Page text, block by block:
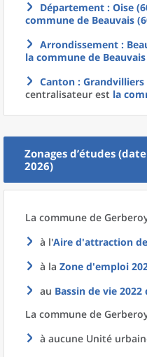
Département : Oise
commune de Beauvais
Arrondissement :
la commune de
Canton : Grandvilliers
centralisateur est la
Zonages d’études
2026)
La commune de
à l'Aire d'attraction
à la Zone d'emploi
au Bassin de vie 2022
La commune de
à aucune Unité